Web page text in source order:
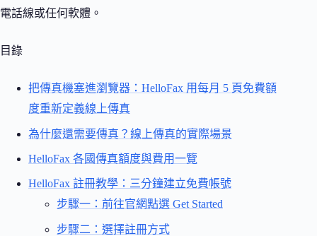
電話線或任何軟體。
目錄
把傳真機塞進瀏覽器：HelloFax 用每月 5 頁免費額
度重新定義線上傳真
為什麼還需要傳真？線上傳真的實際場景
HelloFax 各國傳真額度與費用一覽
HelloFax 註冊教學：三分鐘建立免費帳號
步驟一：前往官網點選 Get Started
步驟二：選擇註冊方式